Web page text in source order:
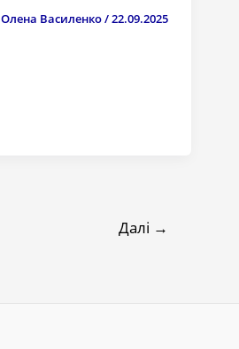
Олена Василенко/22.09.2025
Далі →